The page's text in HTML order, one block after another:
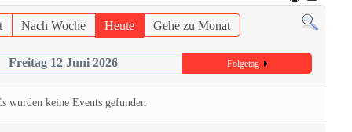
Nach Woche Heute Gehe zu Monat
Freitag 12 Juni 2026 Folgetag
wurden keine Events gefunden